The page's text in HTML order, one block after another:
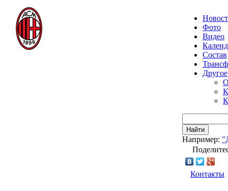
Фото
Видео
Состав
Другое
Найти
Например:
Контакты